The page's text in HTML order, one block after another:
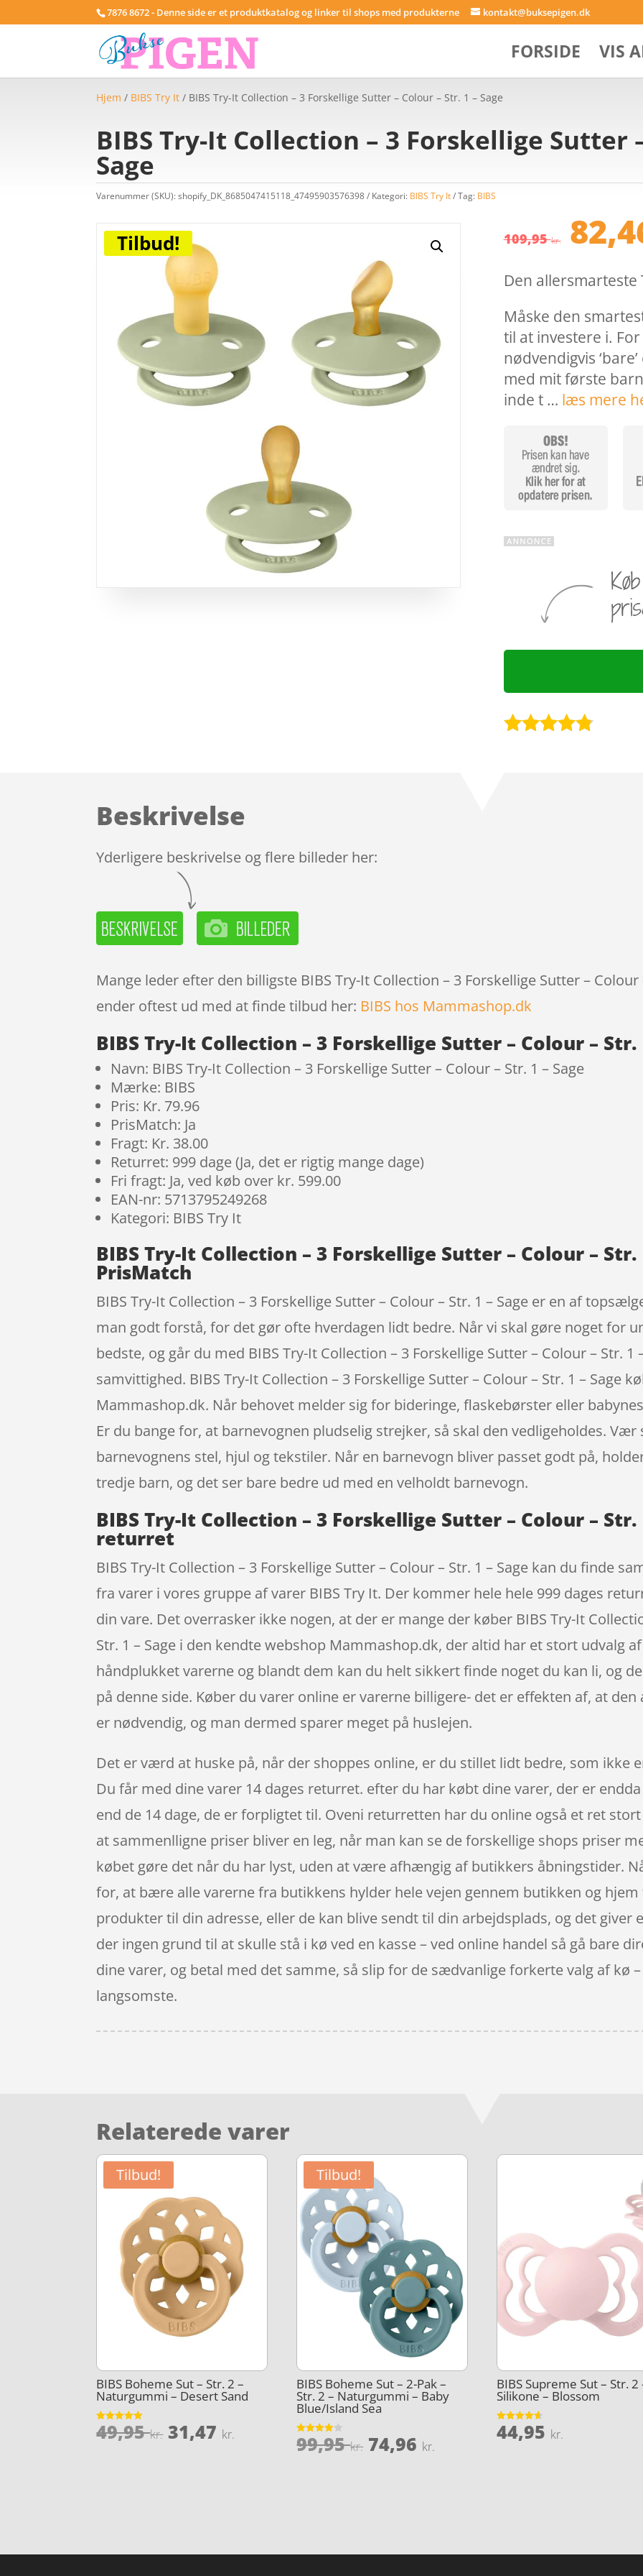
7876 8672 - Denne side er et produktkatalog og linker til shops med produkterne kontakt@buksepigen.dk
FORSIDE VIS
Hjem / BIBS Try It / BIBS Try-It Collection – 3 Forskellige Sutter – Colour – Str. 1 – Sage
BIBS Try-It Collection – 3 Forskellige Sutter
Sage
Varenummer (SKU):shopify_DK_8685047415118_47495903576398 Kategori: BIBS Try It Tag: BIBS
Tilbud! 109,95kr. Den
pris
var:
Den allersmarteste
Måske den
til at investere i.
nødvendigvis
med mit første
inde t … læs mere
Beskrivelse
Yderligere beskrivelse og flere billeder her:
Mange leder efter den billigste BIBS Try-It Collection – 3 Forskellige Sutter – Colour
ender oftest ud med at finde tilbud her: BIBS hos Mammashop.dk
BIBS Try-It Collection – 3 Forskellige Sutter – Colour – Str.
Navn: BIBS Try-It Collection – 3 Forskellige Sutter – Colour – Str. 1 – Sage
Mærke: BIBS
Pris: Kr. 79.96
PrisMatch: Ja
Fragt: Kr. 38.00
Returret: 999 dage (Ja, det er rigtig mange dage)
Fri fragt: Ja, ved køb over kr. 599.00
EAN-nr: 5713795249268
Kategori: BIBS Try It
BIBS Try-It Collection – 3 Forskellige Sutter – Colour – Str.
PrisMatch
BIBS Try-It Collection – 3 Forskellige Sutter – Colour – Str. 1 – Sage er en af
man godt forstå, for det gør ofte hverdagen lidt bedre. Når vi skal gøre noget for
bedste, og går du med BIBS Try-It Collection – 3 Forskellige Sutter – Colour – Str. 1
samvittighed. BIBS Try-It Collection – 3 Forskellige Sutter – Colour – Str. 1 – Sage
Mammashop.dk. Når behovet melder sig for bideringe, flaskebørster eller
Er du bange for, at barnevognen pludselig strejker, så skal den vedligeholdes.
barnevognens stel, hjul og tekstiler. Når en barnevogn bliver passet godt på,
tredje barn, og det ser bare bedre ud med en velholdt barnevogn.
BIBS Try-It Collection – 3 Forskellige Sutter – Colour – Str.
returret
BIBS Try-It Collection – 3 Forskellige Sutter – Colour – Str. 1 – Sage kan du finde
fra varer i vores gruppe af varer BIBS Try It. Der kommer hele hele 999 dages
din vare. Det overrasker ikke nogen, at der er mange der køber BIBS Try-It
Str. 1 – Sage i den kendte webshop Mammashop.dk, der altid har et stort udvalg
håndplukket varerne og blandt dem kan du helt sikkert finde noget du kan li, og
på denne side. Køber du varer online er varerne billigere- det er effekten af, at
er nødvendig, og man dermed sparer meget på huslejen.
Det er værd at huske på, når der shoppes online, er du stillet lidt bedre, som ikke
Du får med dine varer 14 dages returret. efter du har købt dine varer, der er
end de 14 dage, de er forpligtet til. Oveni returretten har du online også et ret
at sammenlligne priser bliver en leg, når man kan se de forskellige shops priser
købet gøre det når du har lyst, uden at være afhængig af butikkers åbningstider.
for, at bære alle varerne fra butikkens hylder hele vejen gennem butikken og
produkter til din adresse, eller de kan blive sendt til din arbejdsplads, og det giver
der ingen grund til at skulle stå i kø ved en kasse – ved online handel så gå bare
dine varer, og betal med det samme, så slip for de sædvanlige forkerte valg af kø
langsomste.
Relaterede varer
Tilbud!
BIBS Boheme Sut – Str. 2 –
Naturgummi – Desert Sand
Vurderet
4.9
49,95kr. Den
oprindelige
31,47 kr.
aktuelle
Tilbud!
BIBS Boheme Sut – 2-Pak –
Str. 2 – Naturgummi – Baby
Blue/Island Sea
Vurderet
3.9
99,95kr. Den
oprindelige
74,96 kr.
BIBS Supreme Sut – Str. 2
Silikone – Blossom
Vurderet
4.6
44,95 kr.